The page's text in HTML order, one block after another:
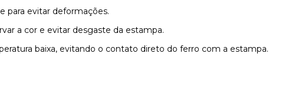
para evitar deformações.
a cor e evitar desgaste da estampa.
baixa, evitando o contato direto do ferro com a estampa.